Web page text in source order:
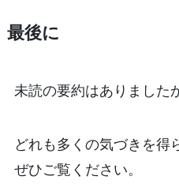
最後に
未読の要約はありました
どれも多くの気づきを得
ぜひご覧ください。